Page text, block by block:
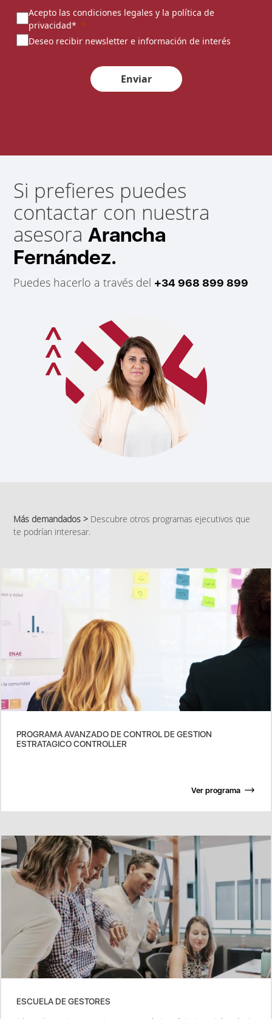
Acepto las condiciones legales y la política de
privacidad*
Deseo recibir newsletter e información de interés
Enviar
Si prefieres puedes
contactar con nuestra
asesoraArancha
Fernández.
Puedes hacerlo a través del +34 968 899 899
Más demandados > Descubre otros programas ejecutivos que
te podrían interesar.
PROGRAMA AVANZADO DE CONTROL DE GESTION
ESTRATAGICO CONTROLLER
Ver programa
ESCUELA DE GESTORES